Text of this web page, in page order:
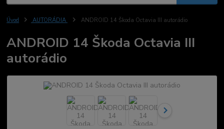
Úvod AUTORÁDIA ANDROID 14 Škoda Octavia III autorádio
ANDROID 14 Škoda Octavia III
autorádio